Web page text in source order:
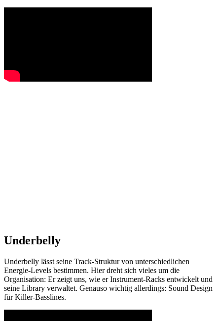
Underbelly
Underbelly lässt seine Track-Struktur von unterschiedlichen
Energie-Levels bestimmen. Hier dreht sich vieles um die
Organisation: Er zeigt uns, wie er Instrument-Racks entwickelt und
seine Library verwaltet. Genauso wichtig allerdings: Sound Design
für Killer-Basslines.